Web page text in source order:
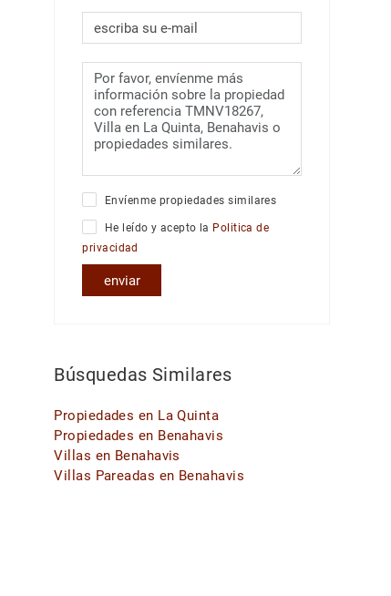
Envíenme propiedades similares
He leído y acepto la Politica de
privacidad
enviar
Búsquedas Similares
Propiedades en La Quinta
Propiedades en Benahavis
Villas en Benahavis
Villas Pareadas en Benahavis